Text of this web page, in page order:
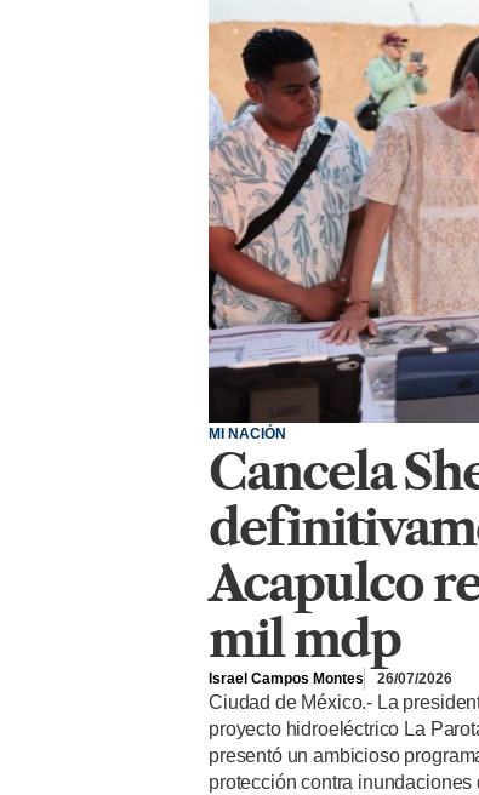
MI NACIÓN
Cancela
Acapulco
mil mdp
Israel Campos Montes 26/07/2026
Ciudad de México.- La
proyecto hidroeléctrico La
presentó un ambicioso
protección contra inundaciones